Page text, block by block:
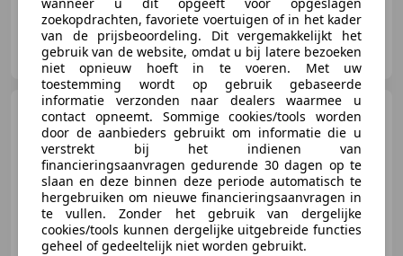
Van Heijningen Auto's B.V.
NL-5301 LW ZALTBOMMEL
Mitsubishi Space Star
1.0 INTENSE
€ 5.950
zoekopdrachten, favoriete voertuigen of in het kader
van de prijsbeoordeling. Dit vergemakkelijkt het
gebruik van de website, omdat u bij latere bezoeken
niet opnieuw hoeft in te voeren. Met uw
toestemming wordt op gebruik gebaseerde
informatie verzonden naar dealers waarmee u
contact opneemt. Sommige cookies/tools worden
door de aanbieders gebruikt om informatie die u
verstrekt bij het indienen van
financieringsaanvragen gedurende 30 dagen op te
slaan en deze binnen deze periode automatisch te
hergebruiken om nieuwe financieringsaanvragen in
te vullen. Zonder het gebruik van dergelijke
cookies/tools kunnen dergelijke uitgebreide functies
geheel of gedeeltelijk niet worden gebruikt.